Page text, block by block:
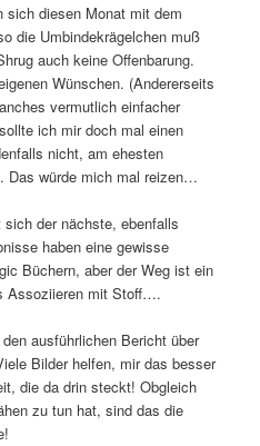
sich diesen Monat mit dem
die Umbindekrägelchen muß
auch keine Offenbarung.
Wünschen. (Andererseits
vermutlich einfacher
ich mir doch mal einen
nicht, am ehesten
Das würde mich mal reizen…
sich der nächste, ebenfalls
haben eine gewisse
Büchern, aber der Weg ist ein
Assoziieren mit Stoff….
ausführlichen Bericht über
Bilder helfen, mir das besser
die da drin steckt! Obgleich
zu tun hat, sind das die